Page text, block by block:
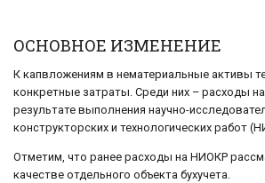
ОСНОВНОЕ ИЗМЕНЕНИЕ
К капвложениям в нематериальные активы
конкретные затраты. Среди них – расходы
результате выполнения научно-
конструкторских и технологических работ
Отметим, что ранее расходы на НИОКР
качестве отдельного объекта бухучета.